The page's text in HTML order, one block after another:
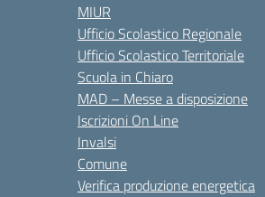
MIUR
Ufficio Scolastico Regionale
Ufficio Scolastico Territoriale
Scuola in Chiaro
MAD – Messe a disposizione
Iscrizioni On Line
Invalsi
Comune
Verifica produzione energetica